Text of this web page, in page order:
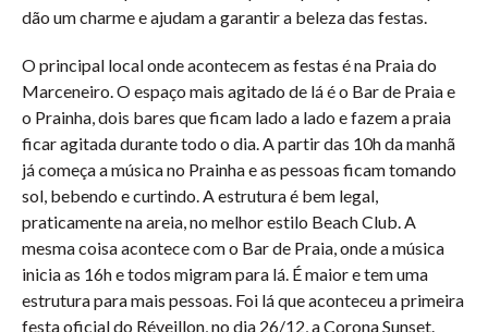
dão um charme e ajudam a garantir a beleza das festas.
O principal local onde acontecem as festas é na Praia do
Marceneiro. O espaço mais agitado de lá é o Bar de Praia e
o Prainha, dois bares que ficam lado a lado e fazem a praia
ficar agitada durante todo o dia. A partir das 10h da manhã
já começa a música no Prainha e as pessoas ficam tomando
sol, bebendo e curtindo. A estrutura é bem legal,
praticamente na areia, no melhor estilo Beach Club. A
mesma coisa acontece com o Bar de Praia, onde a música
inicia as 16h e todos migram para lá. É maior e tem uma
estrutura para mais pessoas. Foi lá que aconteceu a primeira
festa oficial do Réveillon, no dia 26/12, a Corona Sunset.